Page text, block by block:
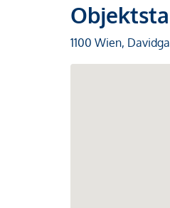
1100 Wien,